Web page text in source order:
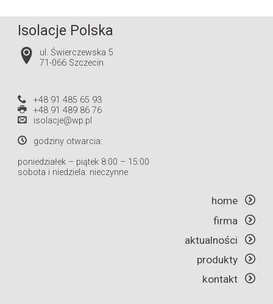
Isolacje Polska
ul. Świerczewska 5
71-066 Szczecin
+48 91 485 65 93
+48 91 489 86 76
isolacje@wp.pl
godziny otwarcia:
poniedziałek – piątek 8:00 – 15:00
sobota i niedziela: nieczynne
home
firma
aktualności
produkty
kontakt